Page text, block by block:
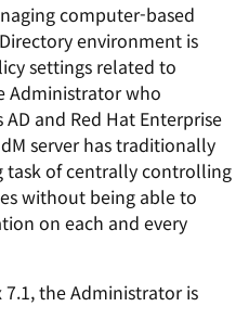
computer-based
environment is
settings related to
Administrator who
and Red Hat Enterprise
server has traditionally
task of centrally controlling
without being able to
on each and every
the Administrator is